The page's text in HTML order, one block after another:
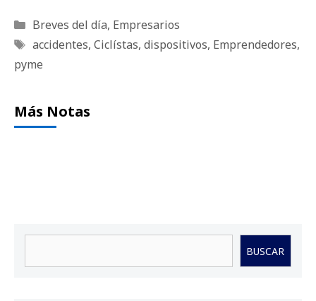
Categorías
Breves del día, Empresarios
Etiquetas
accidentes, Ciclístas, dispositivos, Emprendedores,
pyme
Más Notas
BUSCAR